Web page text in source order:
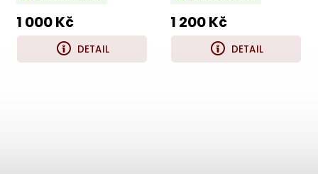
1 000 Kč
DETAIL
1 200 Kč
DETAIL